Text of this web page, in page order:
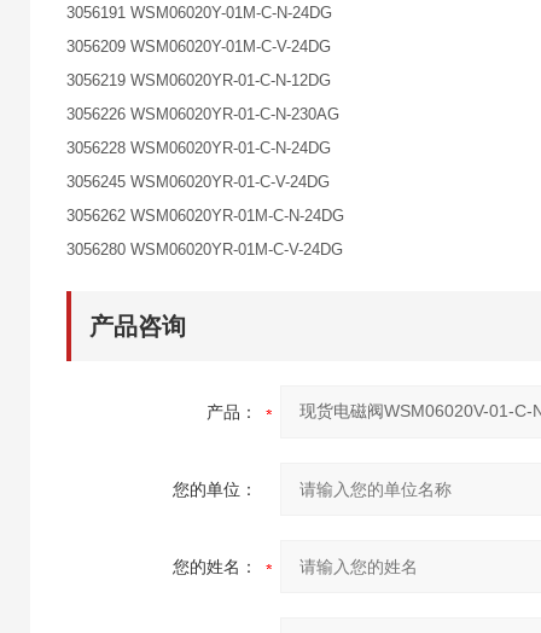
3056191 WSM06020Y-01M-C-N-24DG
3056209 WSM06020Y-01M-C-V-24DG
3056219 WSM06020YR-01-C-N-12DG
3056226 WSM06020YR-01-C-N-230AG
3056228 WSM06020YR-01-C-N-24DG
3056245 WSM06020YR-01-C-V-24DG
3056262 WSM06020YR-01M-C-N-24DG
3056280 WSM06020YR-01M-C-V-24DG
产品咨询
产品：
您的单位：
您的姓名：